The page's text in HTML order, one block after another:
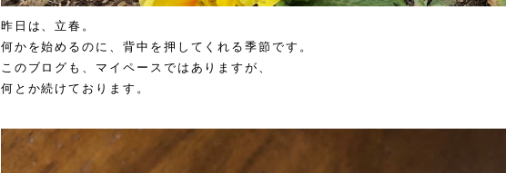
昨日は、立春。
何かを始めるのに、背中を押してくれる季節です。
このブログも、マイペースではありますが、
何とか続けております。